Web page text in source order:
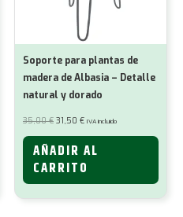
Soporte para plantas de
madera de Albasia – Detalle
natural y dorado
35,00€ El
precio
original
era:
35,00 €.
31,50 €El
actual
es:
31,50 €.
IVA incluido
AÑADIR AL
CARRITO